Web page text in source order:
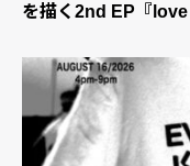
を描く2nd EP『